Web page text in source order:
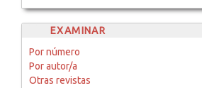
EXAMINAR
Por número
Por autor/a
Otras revistas